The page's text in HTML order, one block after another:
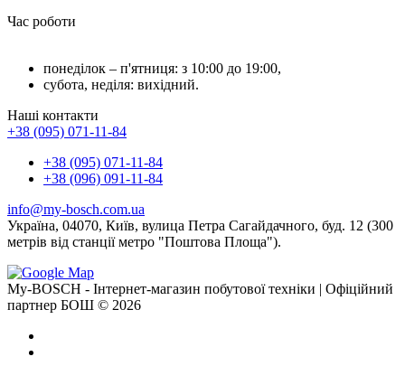
Час роботи
понеділок – п'ятниця: з 10:00 до 19:00,
субота, неділя: вихідний.
Наші контакти
+38 (095) 071-11-84
+38 (095) 071-11-84
+38 (096) 091-11-84
info@my-bosch.com.ua
Україна, 04070, Київ, вулица Петра Сагайдачного, буд. 12 (300
метрів від станції метро "Поштова Площа").
My-BOSCH - Інтернет-магазин побутової техніки | Офіційний
партнер БОШ © 2026